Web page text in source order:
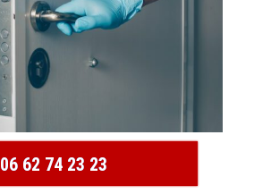
06 62 74 23 23